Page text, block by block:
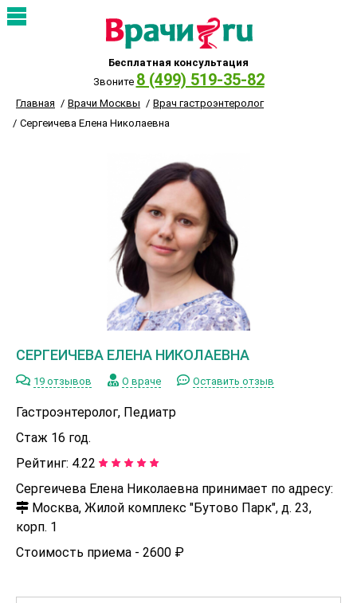
Бесплатная консультация
Звоните 8 (499) 519-35-82
Главная Врачи Москвы
Врач гастроэнтеролог
Сергеичева Елена Николаевна
СЕРГЕИЧЕВА ЕЛЕНА НИКОЛАЕВНА
19 отзывов О враче Оставить отзыв
Гастроэнтеролог, Педиатр
Стаж 16 год.
Рейтинг: 4.22
Сергеичева Елена Николаевна принимает по адресу:
Москва, Жилой комплекс "Бутово Парк", д. 23,
корп. 1
Стоимость приема - 2600 ₽